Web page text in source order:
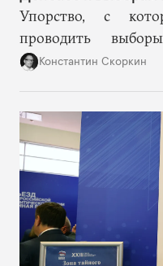
Упорство, с
проводить
основывается на
самообмана, когда
все сильнее отстает
Константин Скоркин